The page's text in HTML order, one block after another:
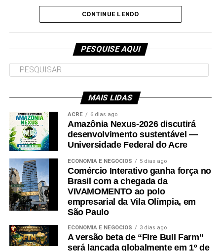
11h – Sessão Solene de Outorga da Ordem do
Mérito Judiciário do Poder Judiciário do Acre,
lista de espera sairá em 13 de setembro.
necessário que o candidato tenha
participado do Exame Nacional do Ensino
2023, obtendo nota mínima de 450 pontos
na média das cinco provas e nota acima de
zero na redação”, informa o Ministério da
Educação (MEC).
É também necessário que o candidato se enquadre
nos critérios socioeconômicos – incluindo renda
familiar per capita que não exceda um salário-mínimo
para bolsas parciais – e esteja cadastrado no login
CONTINUE LENDO
PESQUISE AQUI
MAIS LIDAS
ACRE 6 dias ago
Amazônia Nexus-2026 discutirá
desenvolvimento sustentável —
Universidade Federal do Acre
ECONOMIA E NEGÓCIOS 5 dias ago
Comércio Interativo ganha força no
Brasil com a chegada da
VIVAMOMENTO ao polo
empresarial da Vila Olímpia, em
São Paulo
ECONOMIA E NEGÓCIOS 3 dias ago
A versão beta de “Fire Bull Farm”
será lançada globalmente em 1º de